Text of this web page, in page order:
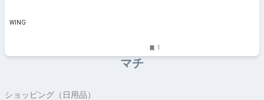
WING
1
マチ
ショッピング（日用品）